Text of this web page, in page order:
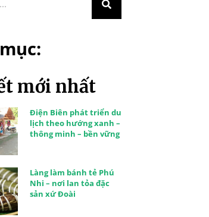
mới nhất
Điện Biên phát triển du
lịch theo hướng xanh –
thông minh – bền vững
Làng làm bánh tẻ Phú
Nhi – nơi lan tỏa đặc
sản xứ Đoài